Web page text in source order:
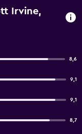
Irvine,
8,6
9,1
9,1
8,7